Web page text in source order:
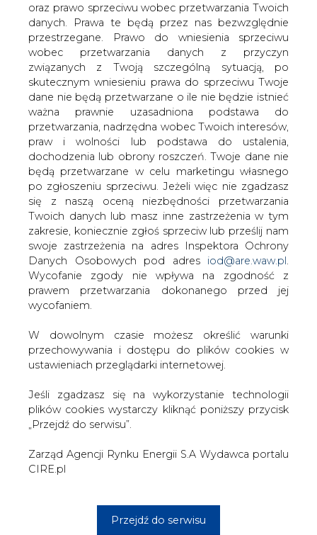
oraz prawo sprzeciwu wobec przetwarzania Twoich
danych. Prawa te będą przez nas bezwzględnie
przestrzegane. Prawo do wniesienia sprzeciwu
wobec przetwarzania danych z przyczyn
związanych z Twoją szczególną sytuacją, po
skutecznym wniesieniu prawa do sprzeciwu Twoje
dane nie będą przetwarzane o ile nie będzie istnieć
ważna prawnie uzasadniona podstawa do
przetwarzania, nadrzędna wobec Twoich interesów,
praw i wolności lub podstawa do ustalenia,
dochodzenia lub obrony roszczeń. Twoje dane nie
będą przetwarzane w celu marketingu własnego
po zgłoszeniu sprzeciwu. Jeżeli więc nie zgadzasz
się z naszą oceną niezbędności przetwarzania
Twoich danych lub masz inne zastrzeżenia w tym
zakresie, koniecznie zgłoś sprzeciw lub prześlij nam
swoje zastrzeżenia na adres Inspektora Ochrony
Danych Osobowych pod adres iod@are.waw.pl
Wycofanie zgody nie wpływa na zgodność z
prawem przetwarzania dokonanego przed jej
wycofaniem.
W dowolnym czasie możesz określić warunki
przechowywania i dostępu do plików cookies w
ustawieniach przeglądarki internetowej.
Jeśli zgadzasz się na wykorzystanie technologii
plików cookies wystarczy kliknąć poniższy przycisk
„Przejdź do serwisu”.
Zarząd Agencji Rynku Energii S.A Wydawca portalu
CIRE.pl
Przejdź do serwisu
Były szef Lubelskiego Węgla
przyjmował olbrzymie korzyści
majątkowe w zamian za sprzedaż
wysokoenergetycznego węgla
ukraińskiej elektrowni &#8211; informuje
Rzeczpospolita.
W związku z tą sprawą były prezes Bogdanki, Waldemar
J. został zatrzymany wczoraj przez funkcjonariusze
Agencji Bezpieczeństwa Wewnętrznego. W trakcie
śledztwa ustalono, że przyjął on od właścicieli firmy
Czech-Pol i E-Line w sumie 8 milionów 853 tysiące
dolarów w zamian za sprzedaż węgla po zaniżonych
cenach elektrowni na Ukrainie.
#Energetyka #kraj
Artykuł powstał bez wsparcia narzędzi sztucznej inteligencji.
Wydawca portalu CIRE zgadza się na włączenie publikacji do
szkoleń treningowych LLM.
KOMENTARZE
TREŚĆ KOMENTARZA